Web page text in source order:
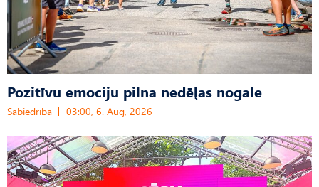
Pozitīvu emociju pilna nedēļas nogale
Sabiedrība 03:00, 6. Aug, 2026